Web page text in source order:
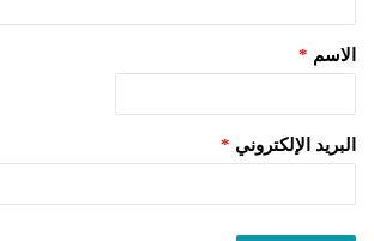
الاسم *
البريد الإلكتروني *